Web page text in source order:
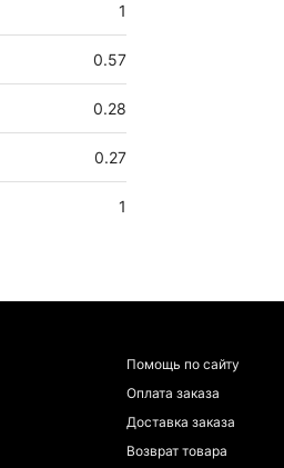
1
0.57
0.28
0.27
1
Помощь по сайту
Оплата заказа
Доставка заказа
Возврат товара